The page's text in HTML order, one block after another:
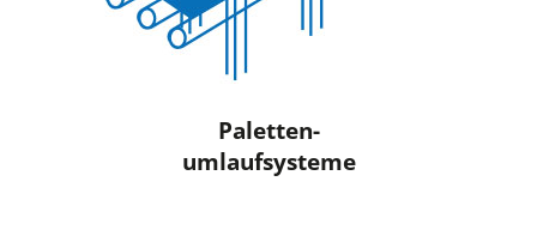
Paletten-
umlauf­systeme